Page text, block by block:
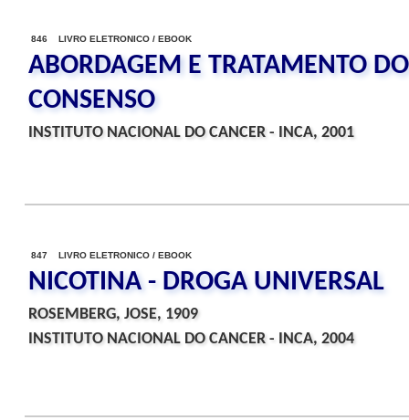
846 LIVRO ELETRONICO / EBOOK
ABORDAGEM E TRATAMENTO
CONSENSO
INSTITUTO NACIONAL DO CANCER - INCA, 2001
847 LIVRO ELETRONICO / EBOOK
NICOTINA - DROGA UNIVERSAL
ROSEMBERG, JOSE, 1909
INSTITUTO NACIONAL DO CANCER - INCA, 2004